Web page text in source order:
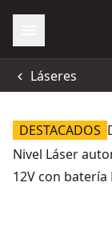
Láseres
DESTACADOS
Nivel Láser
12V con batería